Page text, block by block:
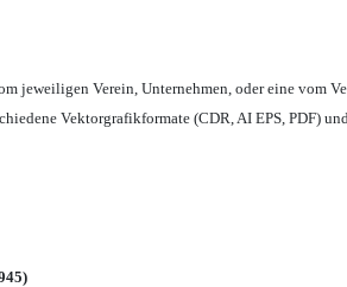
jeweiligen Verein, Unternehmen, oder eine vom
Vektorgrafikformate (CDR, AI EPS, PDF)